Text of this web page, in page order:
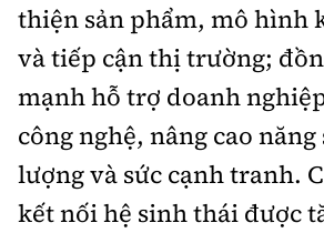
thiện sản phẩm, mô hình
và tiếp cận thị trường;
mạnh hỗ trợ doanh
công nghệ, nâng cao
lượng và sức cạnh tranh.
kết nối hệ sinh thái được